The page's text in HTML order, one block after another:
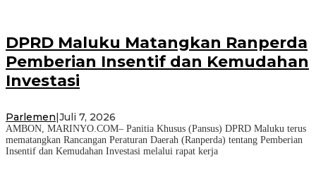
DPRD Maluku Matangkan Ranperda
Pemberian Insentif dan Kemudahan
Investasi
Parlemen|Juli 7, 2026
AMBON, MARINYO.COM– Panitia Khusus (Pansus) DPRD Maluku terus
mematangkan Rancangan Peraturan Daerah (Ranperda) tentang Pemberian
Insentif dan Kemudahan Investasi melalui rapat kerja